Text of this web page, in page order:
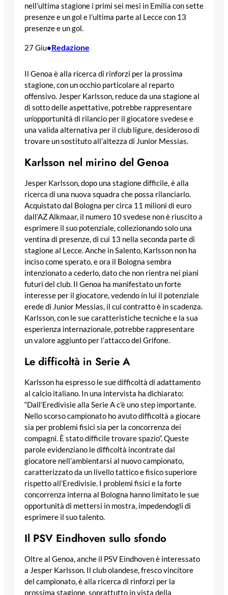
nell’ultima stagione i primi sei mesi in Emilia con sette
presenze e un gol e l’ultima parte al Lecce con 13
presenze e un gol.
27 Giu•Redazione
Il Genoa è alla ricerca di rinforzi per la prossima
stagione, con un occhio particolare al reparto
offensivo. Jesper Karlsson, reduce da una stagione al
di sotto delle aspettative, potrebbe rappresentare
un’opportunità di rilancio per il giocatore svedese e
una valida alternativa per il club ligure, desideroso di
trovare un sostituto all’altezza di Junior Messias.
Karlsson nel mirino del Genoa
Jesper Karlsson, dopo una stagione difficile, è alla
ricerca di una nuova squadra che possa rilanciarlo.
Acquistato dal Bologna per circa 11 milioni di euro
dall’AZ Alkmaar, il numero 10 svedese non è riuscito a
esprimere il suo potenziale, collezionando solo una
ventina di presenze, di cui 13 nella seconda parte di
stagione al Lecce. Anche in Salento, Karlsson non ha
inciso come sperato, e ora il Bologna sembra
intenzionato a cederlo, dato che non rientra nei piani
futuri del club. Il Genoa ha manifestato un forte
interesse per il giocatore, vedendo in lui il potenziale
erede di Junior Messias, il cui contratto è in scadenza.
Karlsson, con le sue caratteristiche tecniche e la sua
esperienza internazionale, potrebbe rappresentare
un valore aggiunto per l’attacco del Grifone.
Le difficoltà in Serie A
Karlsson ha espresso le sue difficoltà di adattamento
al calcio italiano. In una intervista ha dichiarato:
“Dall’Eredivisie alla Serie A c’è uno step importante.
Nello scorso campionato ho avuto difficoltà a giocare
sia per problemi fisici sia per la concorrenza dei
compagni. È stato difficile trovare spazio”. Queste
parole evidenziano le difficoltà incontrate dal
giocatore nell’ambientarsi al nuovo campionato,
caratterizzato da un livello tattico e fisico superiore
rispetto all’Eredivisie. I problemi fisici e la forte
concorrenza interna al Bologna hanno limitato le sue
opportunità di mettersi in mostra, impedendogli di
esprimere il suo talento.
Il PSV Eindhoven sullo sfondo
Oltre al Genoa, anche il PSV Eindhoven è interessato
a Jesper Karlsson. Il club olandese, fresco vincitore
del campionato, è alla ricerca di rinforzi per la
prossima stagione, soprattutto in vista della